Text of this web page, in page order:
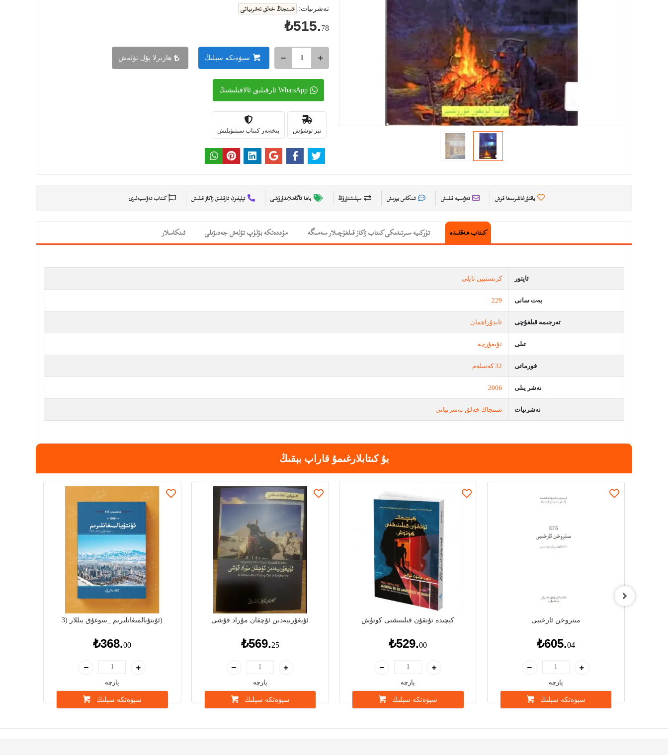
نەشرىيات: شىنجاڭ خەلق نەشرىياتى
₺515.78
سېۋەتكە سېلىڭ ھازىرلا پۇل تۆلەش
WhatsApp ئارقىلىق ئالاقىلىشىڭ
تېز توشۇش بىخەتەر كىتاب سېتىۋېلىش
ياقتۇرغانلىرىمغا قوش تەۋسىيە قىلىش ئىنكاس يېزىش سېلىشتۇرۇڭ باھا ئاگاھلاندۇرۇشى تېلېفون ئارقىلىق زاكاز قىلىش كىتاب تەۋسىيەلىرى
كىتاب ھەققىدە تۈركىيە سىرتىدىكى كىتاب زاكاز قىلغۇچىلار سەمىگە مۇددەتكە بۆلۈپ تۆلەش جەدىۋىلى ئىنكاسلار
ئاپتور كرىستيېن تايلې
بەت سانى 229
تەرجىمە قىلغۇچى ئابدۇراھمان
تىلى ئۇيغۇرچە
فورماتى 32 كەسلەم
نەشر يىلى 2006
نەشرىيات شىنجاڭ خەلق نەشرىياتى
بۇ كىتابلارغىمۇ قاراپ بېقىڭ
ئۇنتۇيالمىغانلىرىم _سوغۇق يىللار (3)
₺368.00
پارچە
سېۋەتكە سېلىڭ
ئۇيغۇرىيەدىن ئۇچقان مۇراد قۇشى
₺569.25
پارچە
سېۋەتكە سېلىڭ
كېچىدە تۇتقۇن قىلىنىشنى كۈتۈش
₺529.00
پارچە
سېۋەتكە سېلىڭ
مىتروخن ئارخىبى
₺605.04
پارچە
سېۋەتكە سېلىڭ